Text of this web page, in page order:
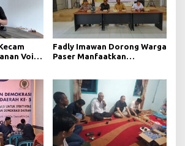
Void
Fadly Imawan Dorong Warga
Paser Manfaatkan
Pemerintahan